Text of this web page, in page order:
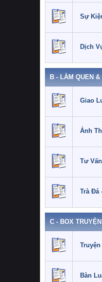
Sự
Dịch
B - LÀM QUEN
Giao
Ảnh
Tư
Trà Đá
C - BOX
Bàn